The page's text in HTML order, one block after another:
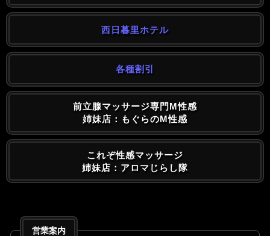
西日暮里ホテル
各種割引
前立腺マッサージ専門M性感
姉妹店：もぐらのM性感
これぞ性感マッサージ
姉妹店：アロマじらし隊
営業案内